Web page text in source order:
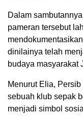
Dalam
pameran tersebut
dinilainya telah
budaya masyarakat
Menurut Elia,
sebuah klub sepak
menjadi simbol